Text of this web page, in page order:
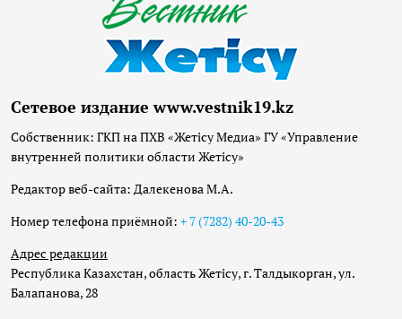
Сетевое издание www.vestnik19.kz
Собственник: ГКП на ПХВ «Жетісу Медиа» ГУ «Управление
внутренней политики области Жетісу»
Редактор веб-сайта: Далекенова М.А.
Номер телефона приёмной: + 7 (7282) 40-20-43
Адрес редакции
Республика Казахстан, область Жетісу, г. Талдыкорган, ул.
Балапанова, 28